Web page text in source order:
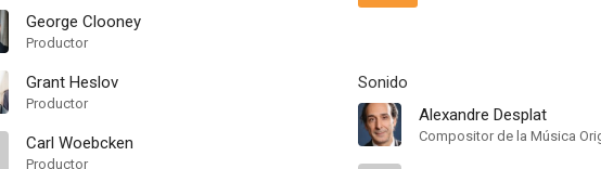
George Clooney
Productor
Grant Heslov
Productor
Carl Woebcken
Productor
Sonido
Alexandre Desplat
Compositor de la Música